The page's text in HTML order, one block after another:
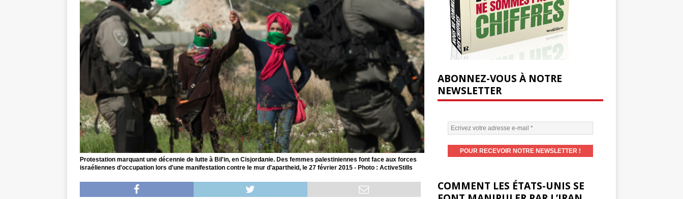
Protestation marquant une décennie de lutte à Bil'in, en Cisjordanie. Des femmes palestiniennes font face aux forces
israéliennes d'occupation lors d'une manifestation contre le mur d'apartheid, le 27 février 2015 - Photo : ActiveStills
ABONNEZ-VOUS À NOTRE
NEWSLETTER
COMMENT LES ÉTATS-UNIS SE